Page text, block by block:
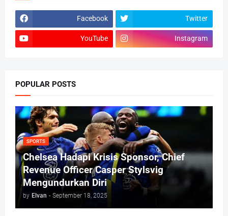
Facebook Twitter
YouTube Instagram
POPULAR POSTS
SPORTS
Chelsea Hadapi Krisis Sponsor, Chief
Revenue Officer Casper Stylsvig
Mengundurkan Diri
by Elvan - September 18, 2025